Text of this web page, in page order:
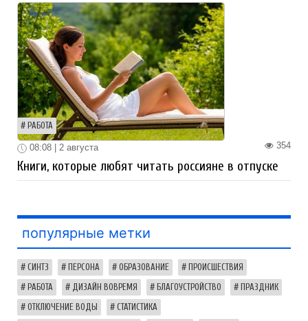
РАБОТА
354
08:08 | 2 августа
Книги, которые любят читать россияне в отпуске
популярные метки
СИНТЗ ПЕРСОНА ОБРАЗОВАНИЕ ПРОИСШЕСТВИЯ
РАБОТА ДИЗАЙН ВОВРЕМЯ БЛАГОУСТРОЙСТВО ПРАЗДНИК
ОТКЛЮЧЕНИЕ ВОДЫ СТАТИСТИКА